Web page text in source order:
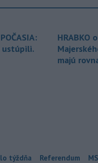
ustúpili.
HRABKO
majú
týždňa Referendum